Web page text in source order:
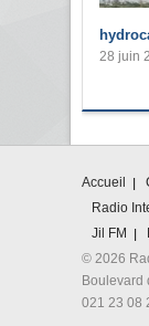
28 juin
Accueil
Radio
Jil FM
© 2026
Boulevard
021 23 08